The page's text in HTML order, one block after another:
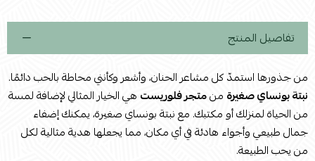
تفاصيل المنتج
من جذورها استمدّ كل مشاعر الحنان، وأشعر وكأنني محاطة بالحب دائمًا.
نبتة بونساي صغيرة منمتجر فلوريست هي الخيار المثالي لإضافة لمسة
من الحياة لمنزلك أو مكتبك. مع نبتة بونساي صغيرة، يمكنك إضفاء
جمال طبيعي وأجواء هادئة في أي مكان، مما يجعلها هدية مثالية لكل
من يحب الطبيعة.